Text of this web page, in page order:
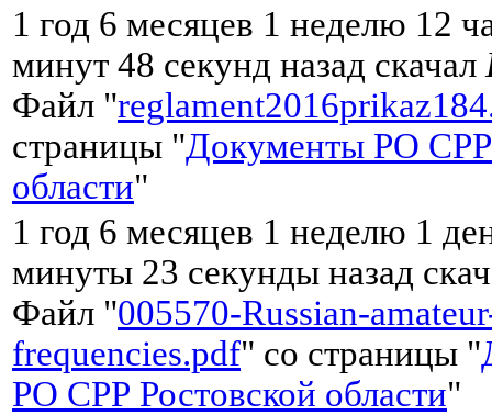
1 год 6 месяцев 1 неделю 12
минут 48 секунд назад скачал
Файл "
страницы "Документы РО СРР
области"
1 год 6 месяцев 1 неделю 1
минуты 23 секунды назад
Файл "005570-Russian-
frequencies.pdf" со страницы "
РО СРР Ростовской области"